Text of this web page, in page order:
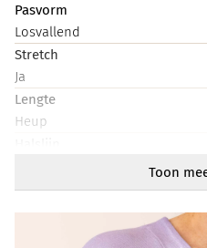
Pasvorm
Losvallend
Stretch
Ja
Lengte
Heup
Mouwlengte
Kort
Artikelnummer
Toon